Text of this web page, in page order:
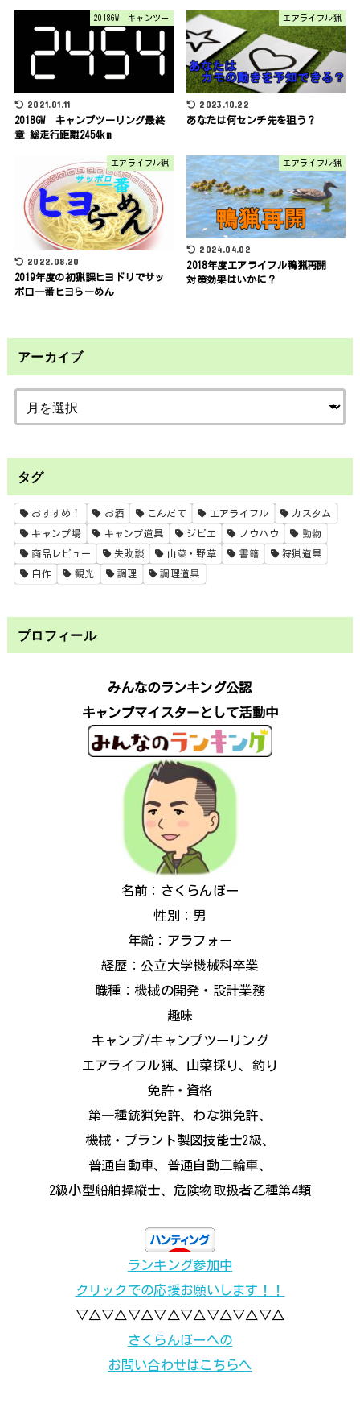
2018GW キャンツー
2021.01.11
2018GW キャンプツーリング最終
章 総走行距離2454km
エアライフル猟
2023.10.22
あなたは何センチ先を狙う？
エアライフル猟
2022.08.20
2019年度の初猟課ヒヨドリでサッ
ポロ一番ヒヨらーめん
エアライフル猟
2024.04.02
2018年度エアライフル鴨猟再開
対策効果はいかに？
アーカイブ
タグ
おすすめ！ お酒 こんだて エアライフル カスタム
キャンプ場 キャンプ道具 ジビエ ノウハウ 動物
商品レビュー 失敗談 山菜・野草 書籍 狩猟道具
自作 観光 調理 調理道具
プロフィール
みんなのランキング公認
キャンプマイスターとして活動中
名前：さくらんぼー
性別：男
年齢：アラフォー
経歴：公立大学機械科卒業
職種：機械の開発・設計業務
趣味
キャンプ/キャンプツーリング
エアライフル猟、山菜採り、釣り
免許・資格
第一種銃猟免許、わな猟免許、
機械・プラント製図技能士2級、
普通自動車、普通自動二輪車、
2級小型船舶操縦士、危険物取扱者乙種第4類
ランキング参加中
クリックでの応援お願いします！！
▽△▽△▽△▽△▽△▽△▽△▽△
さくらんぼーへの
お問い合わせはこちらへ